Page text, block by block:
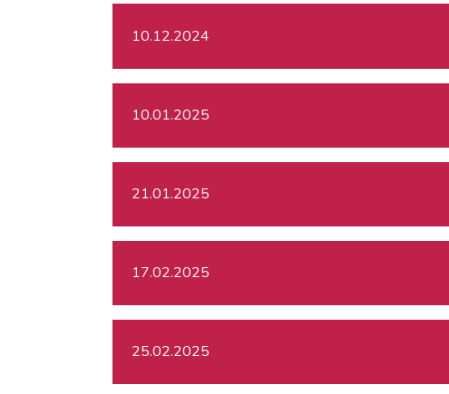
10.12.2024
10.01.2025
21.01.2025
17.02.2025
25.02.2025